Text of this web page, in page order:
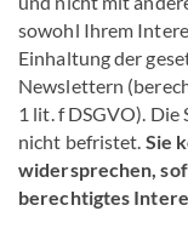
sowohl Ihrem
Einhaltung der
Newslettern
1 lit. f DSGVO).
nicht befristet. Sie
widersprechen,
berechtigtes